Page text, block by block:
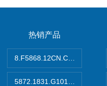
热销产品
8.F5868.12CN.C122德国
5872.1831.G101德国库伯勒